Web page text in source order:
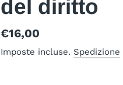
del diritto
Prezzo
di
€16,00
Imposte incluse. Spedizione